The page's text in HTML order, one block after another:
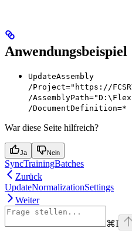
Anwendungsbeispiel
UpdateAssembly
/Project="https://
/
/DocumentDefinition=*
War diese Seite hilfreich?
Ja Nein
SyncTrainingBatches
Zurück
UpdateNormalizationSettings
Weiter
⌘I